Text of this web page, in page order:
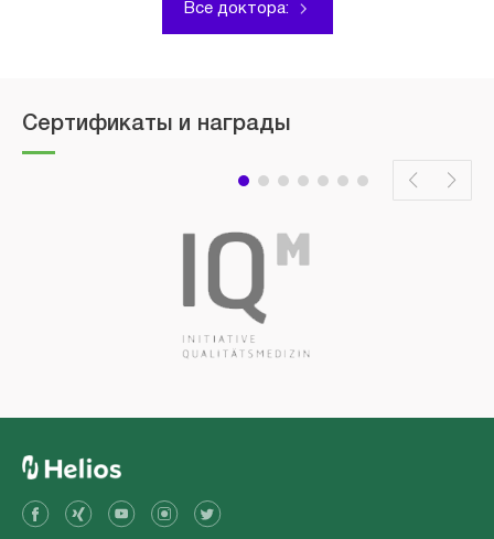
Все доктора:
Сертификаты и награды